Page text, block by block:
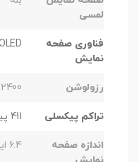
لمسی
فناوری صفحه
نمایش
رزولوشن 2400 × 1080 پیکسل
تراکم پیکسلی 411 پیکسل بر هر اینچ
اندازه صفحه
6.4 اینچ